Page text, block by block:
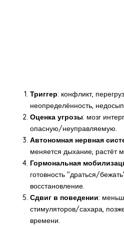
Триггер: конфликт,
неопределённость,
Оценка угрозы: мозг
опасную/неуправляемую.
Автономная нервная
меняется дыхание, растёт
Гормональная
готовность "драться/
восстановление.
Сдвиг в поведении:
стимуляторов/сахара,
времени.